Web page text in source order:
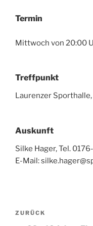
Termin
Mittwoch von 20:00
Treffpunkt
Laurenzer
Auskunft
Silke Hager, Tel.
E-Mail:silke.hager@
Vorheriger
ZURÜCK